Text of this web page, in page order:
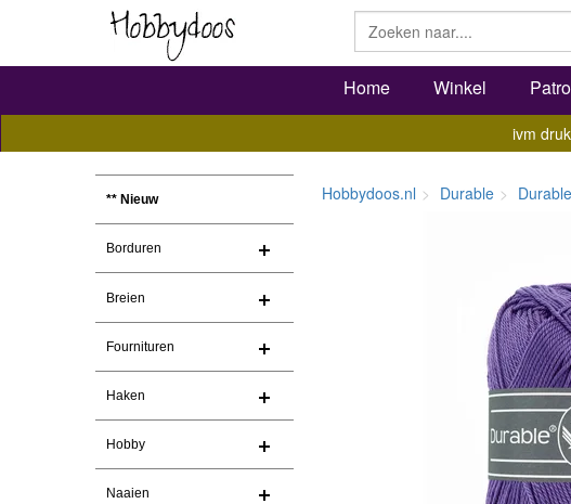
Home Winkel
ivm
** Nieuw
Borduren
Breien
Fournituren
Haken
Hobby
Naaien
Hobbydoos.nl Durable